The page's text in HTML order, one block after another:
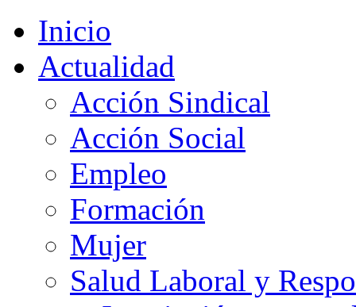
Inicio
Actualidad
Acción Sindical
Acción Social
Empleo
Formación
Mujer
Salud Laboral y